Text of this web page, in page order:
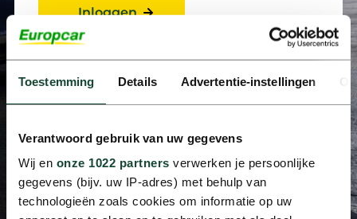
Toestemming Details Advertentie-instellingen
Verantwoord gebruik van uw gegevens
Wij en onze 1022 partners verwerken je persoonlijke
gegevens (bijv. uw IP-adres) met behulp van
technologieën zoals cookies om informatie op uw
Inloggen